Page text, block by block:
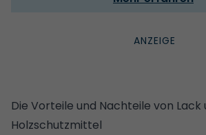
Die Vorteile und Nachteile von Lack
Holzschutzmittel